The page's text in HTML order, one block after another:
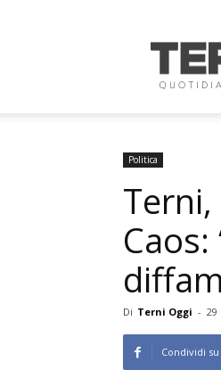
Oggi
Politica
Di Terni Oggi - 29
Condividi